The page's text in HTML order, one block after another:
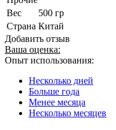
Вес
500 гр
Страна Китай
Добавить отзыв
Ваша оценка:
Опыт использования:
Несколько дней
Больше года
Менее месяца
Несколько месяцев